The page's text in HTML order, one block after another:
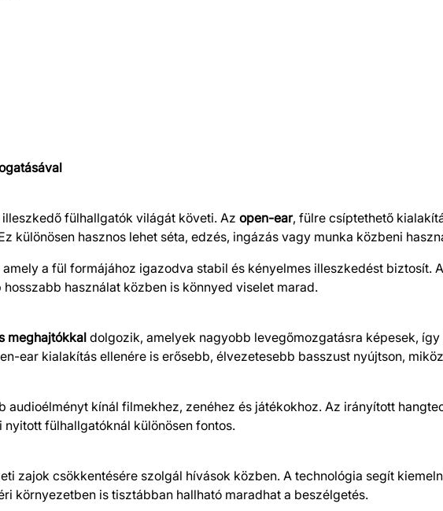
fülhallgatók világát követi. Az open-ear, fülre csíptethető
különösen hasznos lehet séta, edzés, ingázás vagy munka közbeni
a fül formájához igazodva stabil és kényelmes illeszkedést biztosít.
használat közben is könnyed viselet marad.
meghajtókkal dolgozik, amelyek nagyobb levegőmozgatásra képesek,
ear kialakítás ellenére is erősebb, élvezetesebb basszust nyújtson,
kínál filmekhez, zenéhez és játékokhoz. Az irányított
fülhallgatóknál különösen fontos.
zajok csökkentésére szolgál hívások közben. A technológia segít
környezetben is tisztábban hallható maradhat a beszélgetés.